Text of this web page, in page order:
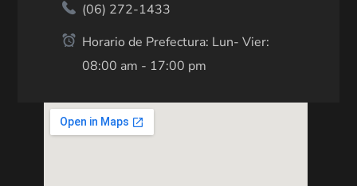
(06) 272-1433
Horario de Prefectura: Lun- Vier:
08:00 am - 17:00 pm